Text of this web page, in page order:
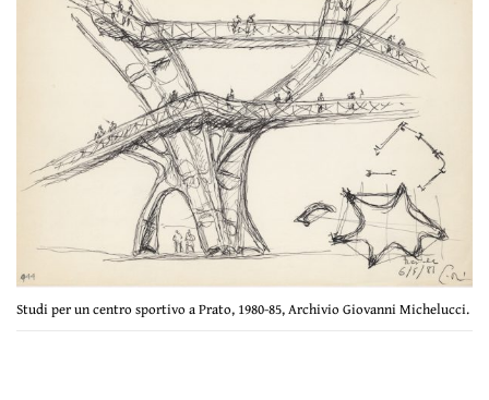
Studi per un centro sportivo a Prato, 1980-85, Archivio Giovanni Michelucci.